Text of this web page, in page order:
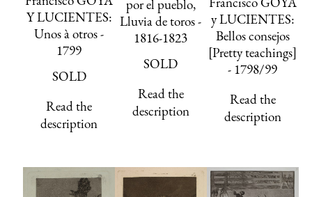
Y LUCIENTES:
Unos à otros -
1799
SOLD
Read the
description
por el pueblo,
Lluvia de toros -
1816-1823
SOLD
Read the
description
y LUCIENTES:
Bellos consejos
[Pretty teachings]
- 1798/99
Read the
description